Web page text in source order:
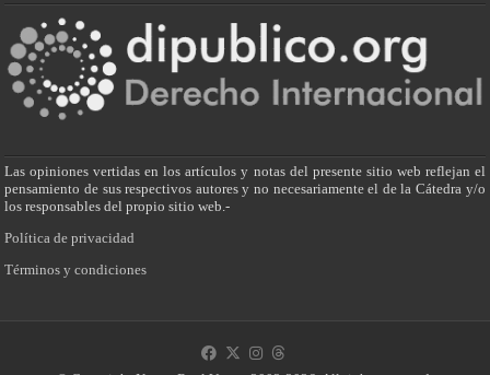
Las opiniones vertidas en los artículos y notas del presente sitio web reflejan el
pensamiento de sus respectivos autores y no necesariamente el de la Cátedra y/o
los responsables del propio sitio web.-
Política de privacidad
Términos y condiciones